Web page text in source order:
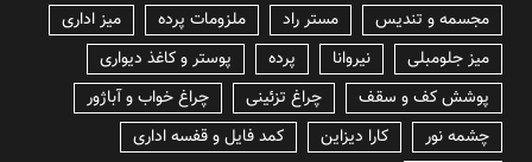
مجسمه و تندیس
مستر راد ملزومات پرده
میز اداری
میز جلومبلی
نیروانا پرده
پوستر و کاغذ دیواری
پوشش کف و سقف
چراغ تزئینی
چراغ خواب و آباژور
چشمه نور
کارا دیزاین
کمد فایل و قفسه اداری